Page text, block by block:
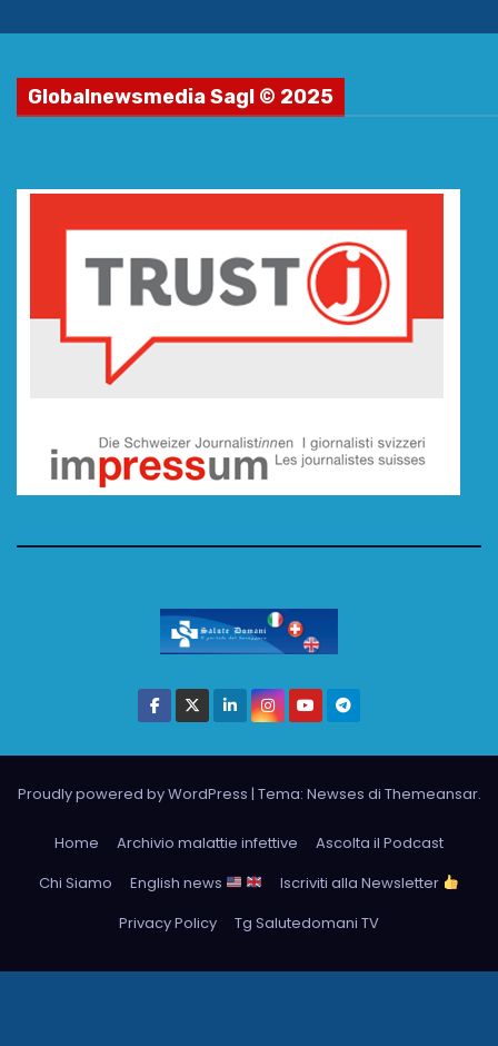
Globalnewsmedia Sagl © 2025
Proudly powered by WordPress | Tema: Newses di Themeansar.
Home Archivio malattie infettive
Ascolta il Podcast
Chi Siamo
English news
Iscriviti alla Newsletter
Privacy Policy
Tg Salutedomani TV